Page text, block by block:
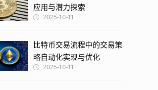
应用与潜力探索
2025-10-11
比特币交易流程中的交易策
略自动化实现与优化
2025-10-11